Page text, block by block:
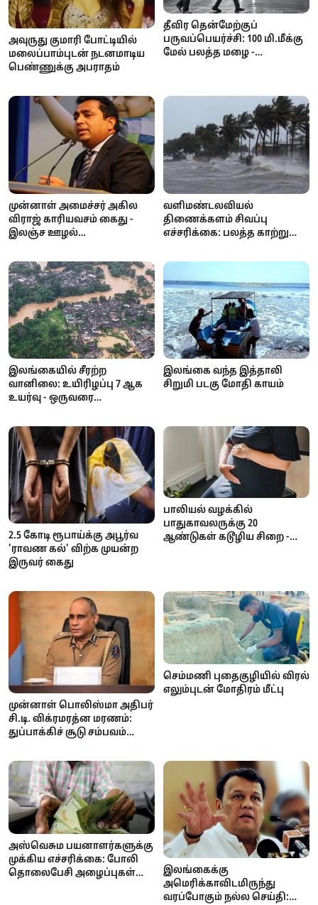
அவுருது குமாரி போட்டியில்
மலைப்பாம்புடன் நடனமாடிய
பெண்ணுக்கு அபராதம்
தீவிர தென்மேற்குப்
பருவப்பெயர்ச்சி: 100 மி.மீக்கு
மேல் பலத்த மழை -
முன்னாள் அமைச்சர் அகில
விராஜ் காரியவசம் கைது -
இலஞ்ச ஊழல்
வாக்குமூலம் அளிக்க
வந்தபோது அதிரடி!
வளிமண்டலவியல்
திணைக்களம் சிவப்பு
எச்சரிக்கை: பலத்த காற்று
- மீனவர்களுக்கு முக்கிய
இலங்கையில் சீரற்ற
வானிலை: உயிரிழப்பு 7 ஆக
உயர்வு - ஒருவரை
நுவரெலியா
பாடசாலைகளுக்கு விடுமுறை
இலங்கை வந்த இத்தாலி
சிறுமி படகு மோதி காயம்
2.5 கோடி ரூபாய்க்கு அபூர்வ
’ராவண கல்’ விற்க முயன்ற
இருவர் கைது
பாலியல் வழக்கில்
பாதுகாவலருக்கு 20
ஆண்டுகள் கடூழிய சிறை -
முன்னாள் பொலிஸ்மா அதிபர்
சி.டி. விக்ரமரத்ன மரணம்:
துப்பாக்கிச் சூடு சம்பவம்
ஆரம்பம்
செம்மணி புதைகுழியில் விரல்
எலும்புடன் மோதிரம் மீட்பு
அஸ்வெசும பயனாளர்களுக்கு
முக்கிய எச்சரிக்கை: போலி
தொலைபேசி அழைப்புகள்
இலங்கைக்கு
அமெரிக்காவிடமிருந்து
வரப்போகும் நல்ல செய்தி: